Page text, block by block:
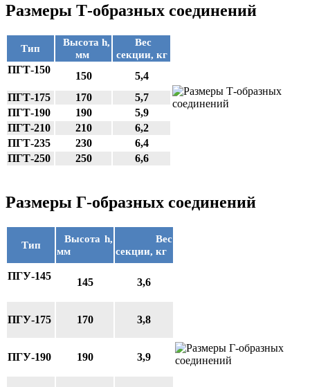
Размеры Т-образных соединений
Тип
Высота h,
мм
Вес
секции, кг
ПГТ-150
150
5,4
ПГТ-175
170
5,7
ПГТ-190
190
5,9
ПГТ-210
210
6,2
ПГТ-235
230
6,4
ПГТ-250
250 6,6
Размеры Г-образных соединений
Тип
Высота h,
мм
Вес
секции, кг
ПГУ-145
145 3,6
ПГУ-175 170 3,8
ПГУ-190 190 3,9